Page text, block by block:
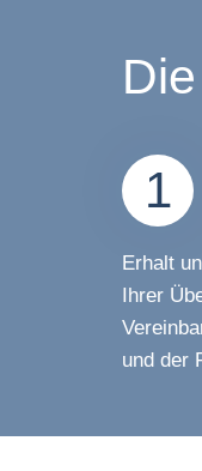
1
Erhalt
Ihrer
und der